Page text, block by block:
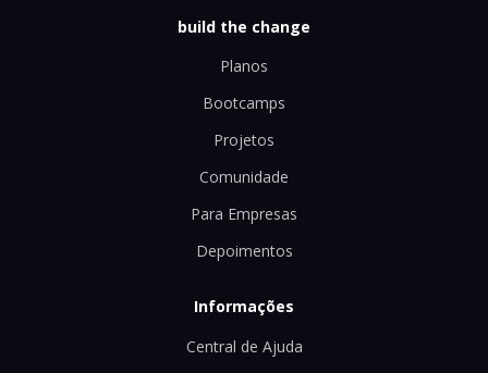
build the change
Planos
Bootcamps
Projetos
Comunidade
Para Empresas
Depoimentos
Informações
Central de Ajuda